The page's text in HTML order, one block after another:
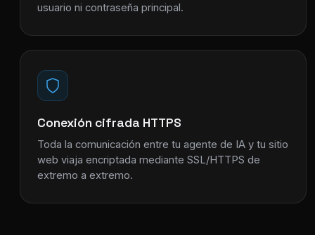
usuario ni contraseña principal.
Conexión cifrada HTTPS
Toda la comunicación entre tu agente de IA y tu sitio
web viaja encriptada mediante SSL/HTTPS de
extremo a extremo.